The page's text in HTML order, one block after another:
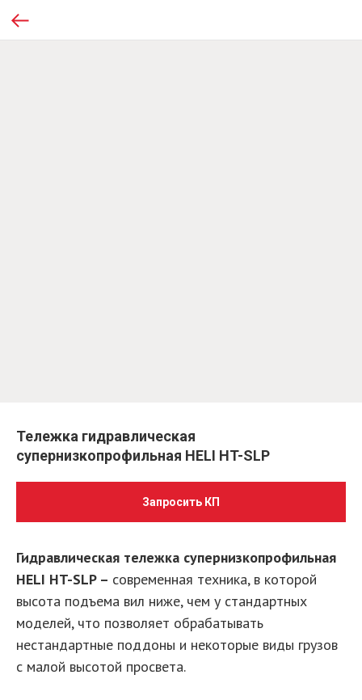
Тележка гидравлическая
супернизкопрофильная HELI HT-SLP
Запросить КП
Гидравлическая тележка супернизкопрофильная
HELI HT-SLP – современная техника, в которой
высота подъема вил ниже, чем у стандартных
моделей, что позволяет обрабатывать
нестандартные поддоны и некоторые виды грузов
с малой высотой просвета.